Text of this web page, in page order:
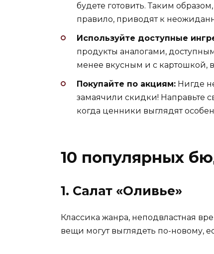
будете готовить. Таким
правило, приводят к
Используйте доступные
продукты аналогами,
менее вкусным и с картошкой,
Покупайте по акциям: Нигде
замаячили скидки! Направьте
когда ценники выглядят
10 популярных
1. Салат «Оливье»
Классика жанра, неподвластная
вещи могут выглядеть по-новому,